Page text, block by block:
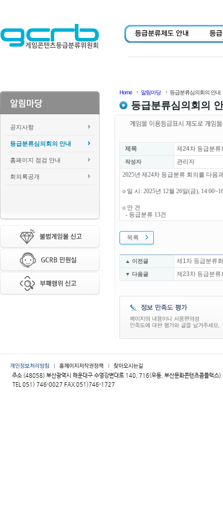
공지사항
등급분류심의회의 안내
홈페이지 점검 안내
회의록공개
Home 알림마당 등급분류심의회의 안내
등급분류심의회의
제목 제24차 등급분류
작성자
관리자
2025년 제24차 등급분류 회의를 다음
o 일 시: 2025년 12월 26일(금),
o 안 건
- 등급분류 13건
목록
▲ 이전글 제1차 등급분류
▼ 다음글 제23차 등급분류